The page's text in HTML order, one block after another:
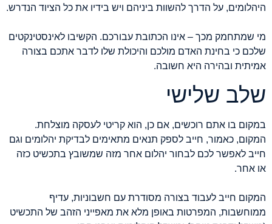
היהלומים, על הדרך להשוות ביניהם ויש בידיו את כל הציוד הנדרש.
מי שמתחמק מכך – אינו הכתובת עבורכם. הקשיבו לאינסטינקטים
שלכם כי בחינת האדם מולכם והיכולת שלו לדבר אתכם בצורה
אמיתית ובהירה היא חשובה.
שלב שלישי
במקום בו אתם רוכשים, אם כן, הוא קריטי לעסקה מוצלחת.
המקום, כאמור, חייב לספק תנאים מתאימים לבדיקת יהלומים וגם
חייב לאפשר לכם לבחור יהלום אחר מזה שמשובץ בתכשיט כזה
או אחר.
המקום חייב לעבוד בצורה מסודרת עם חשבוניות, עדיף
ממוחשבות, המפרטות באופן מלא את מאפייני הזהב של התכשיט